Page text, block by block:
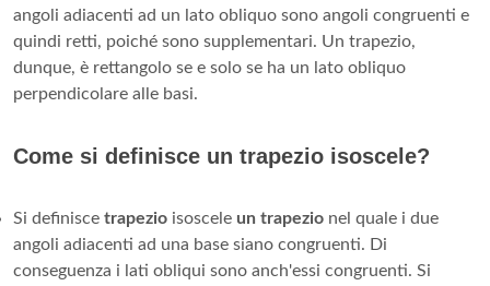
angoli adiacenti ad un lato obliquo sono angoli congruenti e
quindi retti, poiché sono supplementari. Un trapezio,
dunque, è rettangolo se e solo se ha un lato obliquo
perpendicolare alle basi.
Come si definisce un trapezio isoscele?
Si definisce trapezio isoscele un trapezio nel quale i due
angoli adiacenti ad una base siano congruenti. Di
conseguenza i lati obliqui sono anch'essi congruenti. Si